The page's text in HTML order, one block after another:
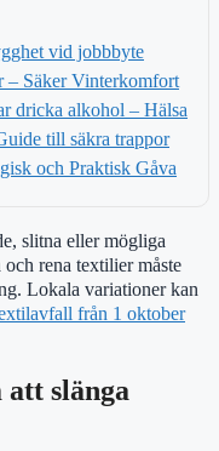
vid jobbbyte
– Säker Vinterkomfort
dricka alkohol – Hälsa
till säkra trappor
och Praktisk Gåva
slitna eller mögliga
rena textilier måste
Lokala variationer kan
från 1 oktober
slänga